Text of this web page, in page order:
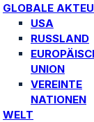
GLOBALE
USA
RUSSLAND
UNION
VEREINTE
NATIONEN
WELT